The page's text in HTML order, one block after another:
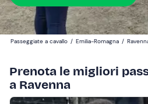
Passeggiate a cavallo / Emilia-Romagna /
Prenota le migliori
a Ravenna